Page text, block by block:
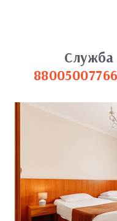
Служба
88005007766